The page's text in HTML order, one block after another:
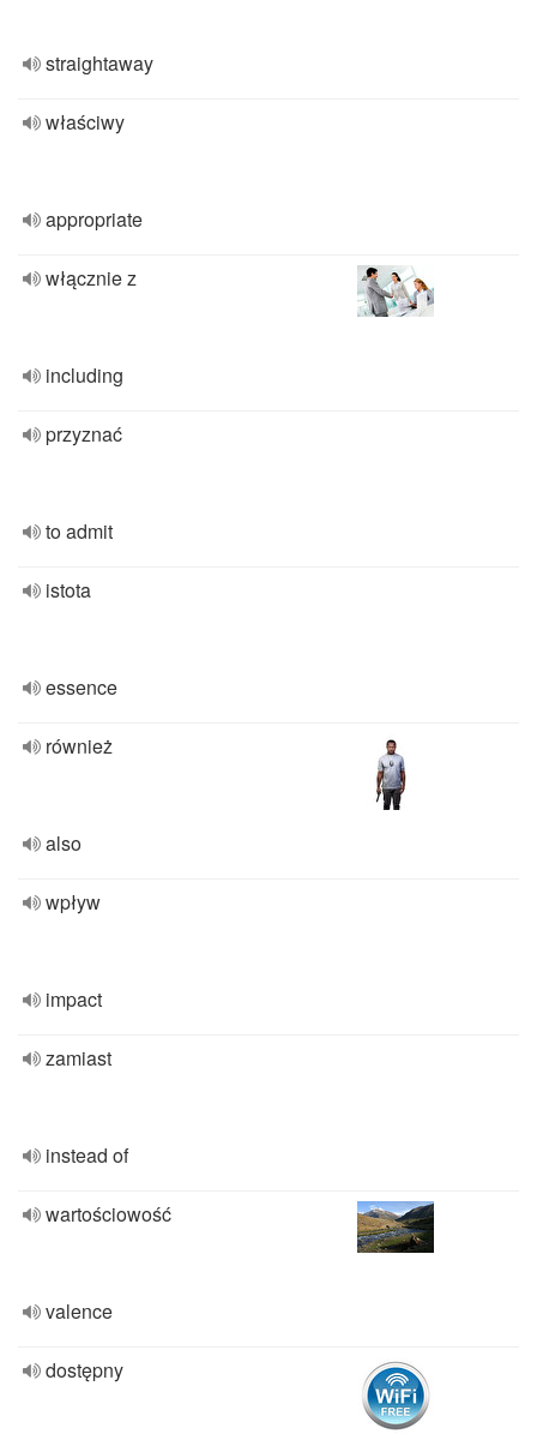
straightaway
właściwy
appropriate
włącznie z
including
przyznać
to admit
istota
essence
również
also
wpływ
impact
zamiast
instead of
wartościowość
valence
dostępny